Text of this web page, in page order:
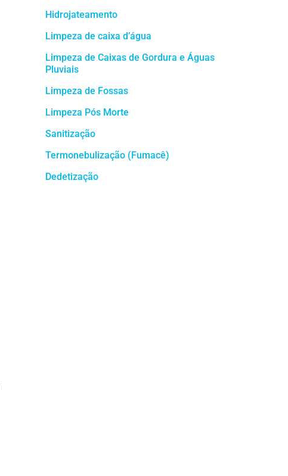
Hidrojateamento
Limpeza de caixa d’água
Limpeza de Caixas de Gordura e Águas
Pluviais
Limpeza de Fossas
Limpeza Pós Morte
Sanitização
Termonebulização (Fumacê)
Dedetização